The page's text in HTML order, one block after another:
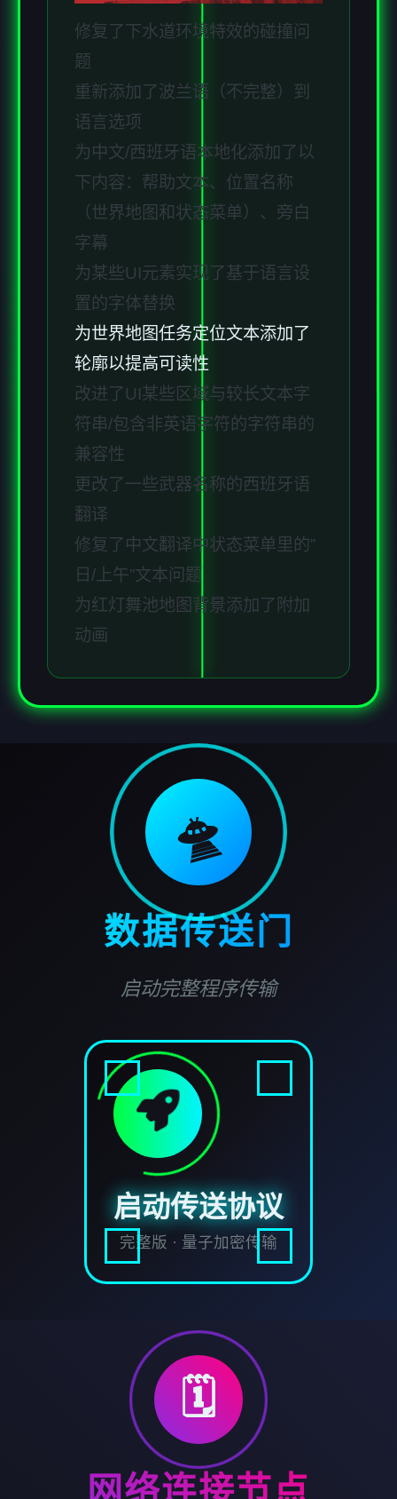
修复了下水道环境特效的碰撞问
题
重新添加了波兰语（不完整）到
语言选项
为中文/西班牙语本地化添加了以
下内容：帮助文本、位置名称
（世界地图和状态菜单）、旁白
字幕
为某些UI元素实现了基于语言设
置的字体替换
为世界地图任务定位文本添加了
轮廓以提高可读性
改进了UI某些区域与较长文本字
符串/包含非英语字符的字符串的
兼容性
更改了一些武器名称的西班牙语
翻译
修复了中文翻译中状态菜单里的”
日/上午”文本问题
为红灯舞池地图背景添加了附加
动画
🛸
数据传送门
启动完整程序传输
启动传送协议
完整版 · 量子加密传输
🗓️
网络连接节点